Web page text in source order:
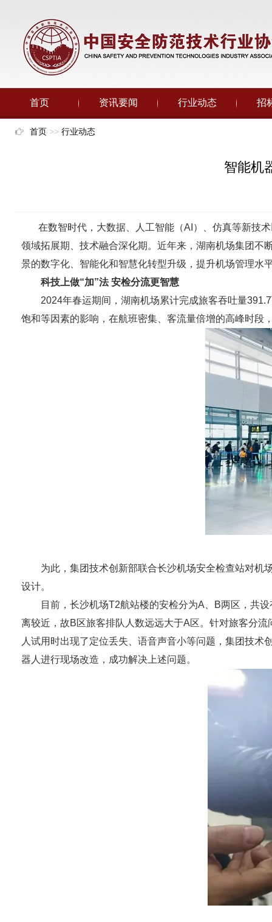
首页 资讯要闻 行业动态 招
首页 >> 行业动态
智能机
在数智时代，大数据、人工智能（AI）、仿真等新技术
领域拓展期、技术融合深化期。近年来，湖南机场集团不
景的数字化、智能化和智慧化转型升级，提升机场管理水
科技上做“加”法 安检分流更智慧
2024年春运期间，湖南机场累计完成旅客吞吐量391.7
饱和等因素的影响，在航班密集、客流量倍增的高峰时段
为此，集团技术创新部联合长沙机场安全检查站对机
设计。
目前，长沙机场T2航站楼的安检分为A、B两区，共设
离较近，故B区旅客排队人数远远大于A区。针对旅客分
人试用时出现了定位丢失、语音声音小等问题，集团技
器人进行现场改造，成功解决上述问题。